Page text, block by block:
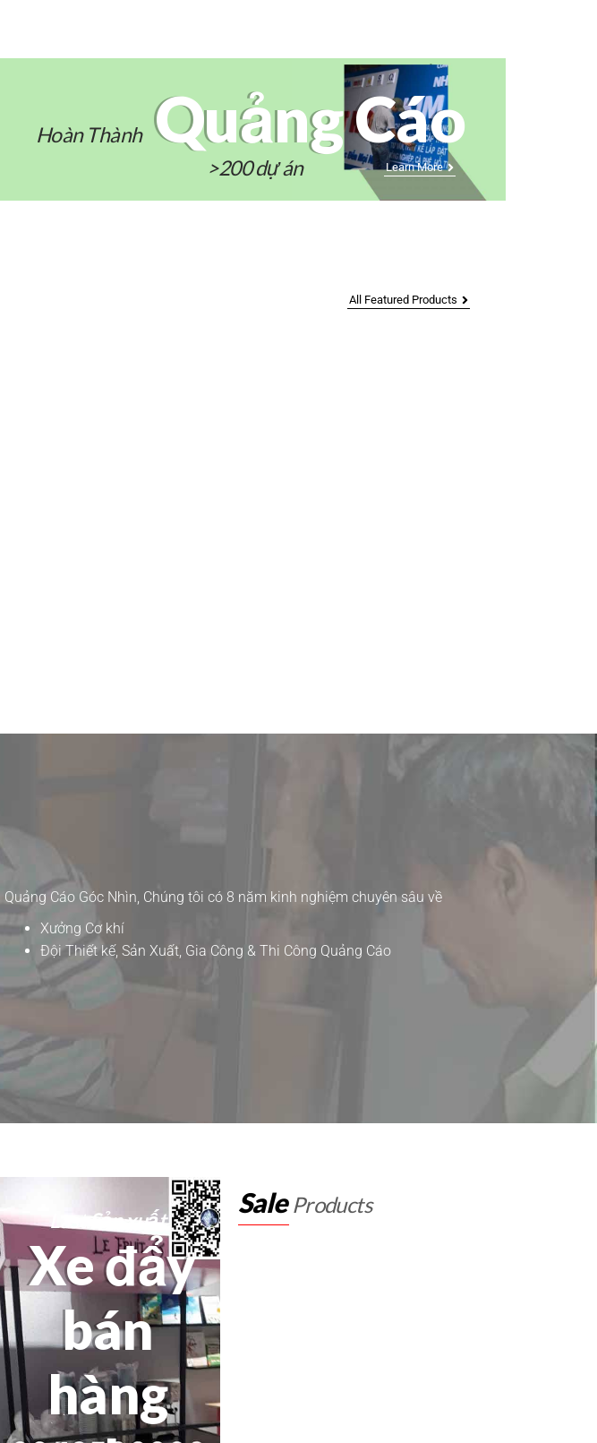
Hoàn Thành Quảng Cáo
>200 dự án Learn More
All Featured Products
Quảng Cáo Góc Nhìn, Chúng tôi có 8 năm kinh nghiệm chuyên sâu về
Xưởng Cơ khí
Đội Thiết kế, Sản Xuất, Gia Công & Thi Công Quảng Cáo
LastSản xuất
Xe đẩy
bán
hàng
Sale Products